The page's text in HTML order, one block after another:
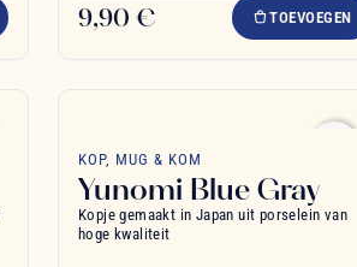
9,90 € TOEVOEGEN
KOP, MUG & KOM
Yunomi Blue Gray
Kopje gemaakt in Japan uit porselein van
hoge kwaliteit